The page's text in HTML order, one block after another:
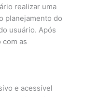
realizar uma
planejamento do
usuário. Após
as
e acessível